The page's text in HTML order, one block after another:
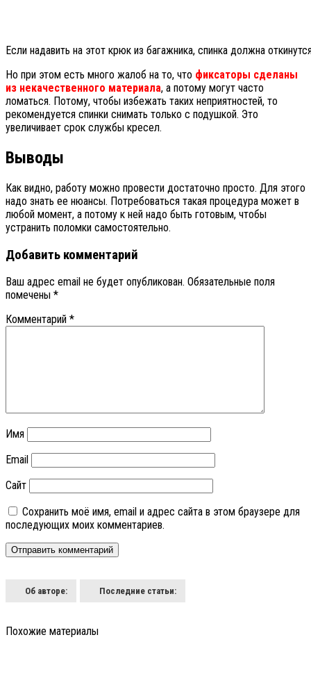
Если надавить на этот крюк из багажника, спинка должна
Но при этом есть много жалоб на то, что фиксаторы сделаны
из некачественного материала, а потому могут часто
ломаться. Потому, чтобы избежать таких неприятностей, то
рекомендуется спинки снимать только с подушкой. Это
увеличивает срок службы кресел.
Выводы
Как видно, работу можно провести достаточно просто. Для этого
надо знать ее нюансы. Потребоваться такая процедура может в
любой момент, а потому к ней надо быть готовым, чтобы
устранить поломки самостоятельно.
Добавить комментарий
Ваш адрес email не будет опубликован. Обязательные поля
помечены *
Комментарий *
Имя
Email
Сайт
Сохранить моё имя, email и адрес сайта в этом браузере для
последующих моих комментариев.
Об авторе: Последние статьи:
Похожие материалы